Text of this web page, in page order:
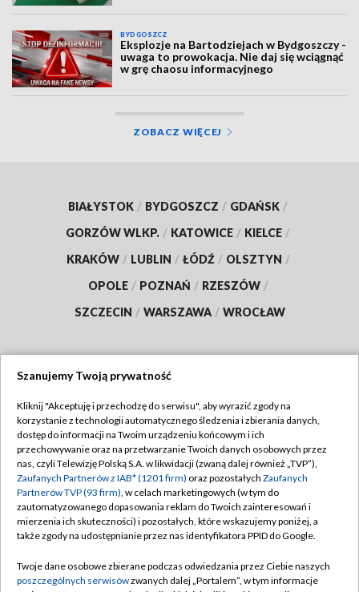
BYDGOSZCZ
Eksplozje na Bartodziejach w Bydgoszczy -
uwaga to prowokacja. Nie daj się wciągnąć
w grę chaosu informacyjnego
ZOBACZ WIĘCEJ
BIAŁYSTOK / BYDGOSZCZ / GDAŃSK /
GORZÓW WLKP. / KATOWICE / KIELCE /
KRAKÓW / LUBLIN / ŁÓDŹ / OLSZTYN /
OPOLE / POZNAŃ / RZESZÓW /
SZCZECIN / WARSZAWA / WROCŁAW
TVP
Abonament TVP
Emisja w TVP
Centrum informacji TVP
Naziemna Telewizja Cyfrowa
Rada Programowa
Regulamin TVP
Polityka prywatności
Moje zgody
Pomoc
Kontakt
Szanujemy Twoją prywatność
Kliknij "Akceptuję i przechodzę do serwisu", aby wyrazić zgody na
korzystanie z technologii automatycznego śledzenia i zbierania danych,
dostęp do informacji na Twoim urządzeniu końcowym i ich
przechowywanie oraz na przetwarzanie Twoich danych osobowych przez
nas, czyli Telewizję Polską S.A. w likwidacji (zwaną dalej również „TVP”),
Zaufanych Partnerów z IAB* (1201 firm) oraz pozostałych Zaufanych
Partnerów TVP (93 firm), w celach marketingowych (w tym do
zautomatyzowanego dopasowania reklam do Twoich zainteresowań i
mierzenia ich skuteczności) i pozostałych, które wskazujemy poniżej, a
także zgody na udostępnianie przez nas identyfikatora PPID do Google.
Twoje dane osobowe zbierane podczas odwiedzania przez Ciebie naszych
poszczególnych serwisówzwanych dalej „Portalem”, w tym informacje